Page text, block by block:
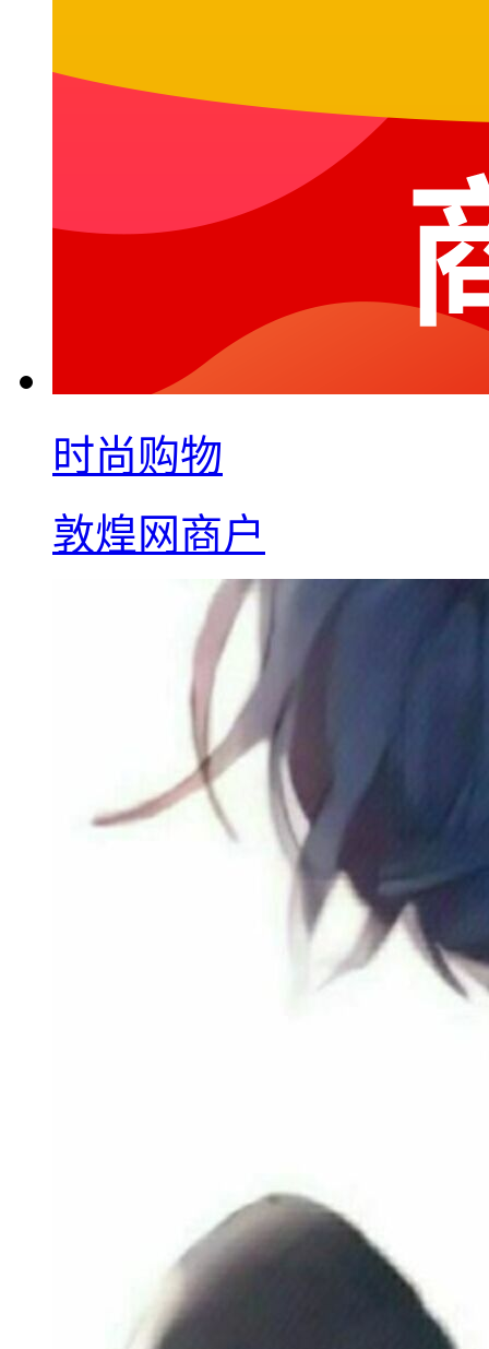
时尚购物
敦煌网商户